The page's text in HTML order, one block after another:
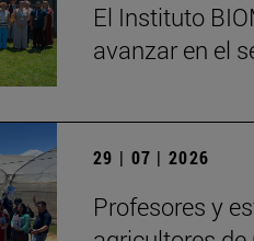
El Instituto
avanzar en el
29 | 07 | 2026
Profesores y